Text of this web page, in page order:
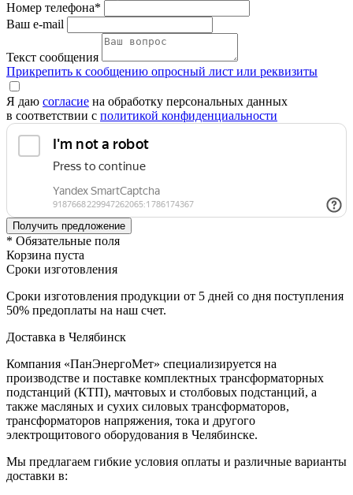
Номер телефона*
Ваш e-mail
Текст сообщения
Прикрепить к сообщению опросный лист или реквизиты
Я даю согласие на обработку персональных данных
в соответствии с политикой конфиденциальности
* Обязательные поля
Корзина пуста
Сроки изготовления
Сроки изготовления продукции от 5 дней со дня поступления
50% предоплаты на наш счет.
Доставка в Челябинск
Компания «ПанЭнергоМет» специализируется на
производстве и поставке комплектных трансформаторных
подстанций (КТП), мачтовых и столбовых подстанций, а
также масляных и сухих силовых трансформаторов,
трансформаторов напряжения, тока и другого
электрощитового оборудования в Челябинске.
Мы предлагаем гибкие условия оплаты и различные варианты
доставки в: